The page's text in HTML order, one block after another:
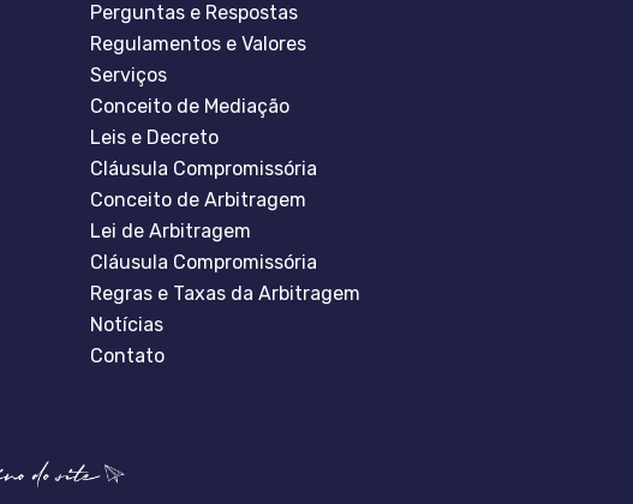
Perguntas e Respostas
Regulamentos e Valores
Serviços
Conceito de Mediação
Leis e Decreto
Cláusula Compromissória
Conceito de Arbitragem
Lei de Arbitragem
Cláusula Compromissória
Regras e Taxas da Arbitragem
Notícias
Contato